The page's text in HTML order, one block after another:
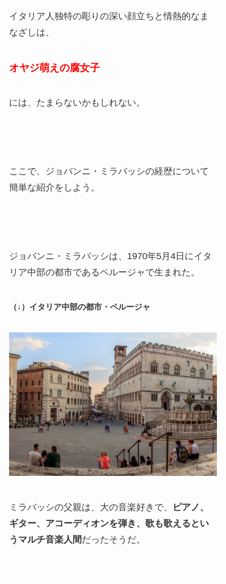
イタリア人独特の彫りの深い顔立ちと情熱的なま
なざしは、
オヤジ萌えの腐女子
には、たまらないかもしれない。
ここで、ジョバンニ・ミラバッシの経歴について
簡単な紹介をしよう。
ジョバンニ・ミラバッシは、1970年5月4日にイタ
リア中部の都市であるペルージャで生まれた。
（↓）イタリア中部の都市・ペルージャ
ミラバッシの父親は、大の音楽好きで、
ピアノ、
ギター、アコーディオンを弾き、歌も歌えるとい
うマルチ音楽人間だったそうだ。